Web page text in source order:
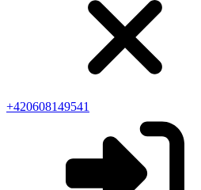
+420608149541